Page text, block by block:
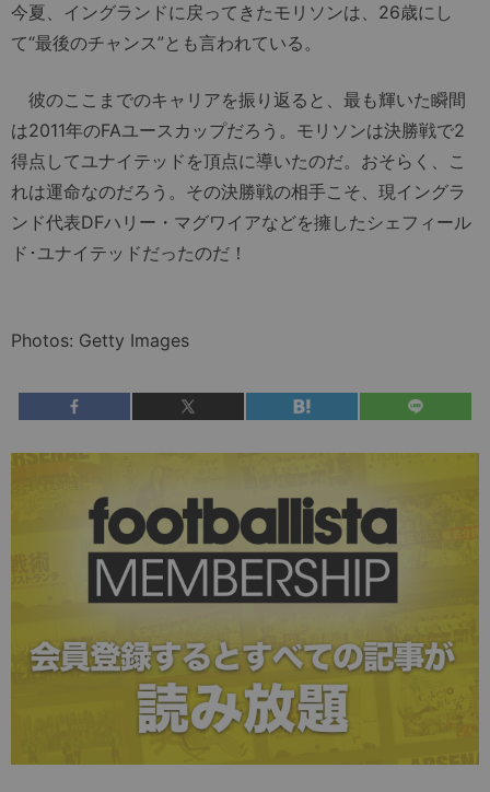
今夏、イングランドに戻ってきたモリソンは、26歳にし
て“最後のチャンス”とも言われている。
彼のここまでのキャリアを振り返ると、最も輝いた瞬間
は2011年のFAユースカップだろう。モリソンは決勝戦で2
得点してユナイテッドを頂点に導いたのだ。おそらく、こ
れは運命なのだろう。その決勝戦の相手こそ、現イングラ
ンド代表DFハリー・マグワイアなどを擁したシェフィール
ド･ユナイテッドだったのだ！
Photos: Getty Images